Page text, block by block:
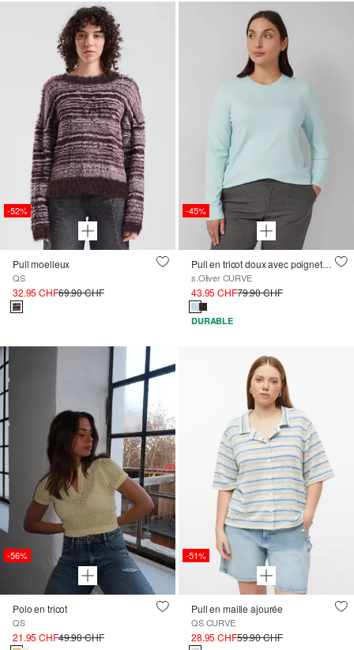
-52%
Pull moelleux
QS
32.95 CHF69.90 CHF
-45%
Pull en tricot doux avec poignets côtelés et intérieur chaud
s.Oliver CURVE
43.95 CHF79.90 CHF
DURABLE
-56%
Polo en tricot
QS
21.95 CHF49.90 CHF
-51%
Pull en maille ajourée
QS CURVE
28.95 CHF59.90 CHF